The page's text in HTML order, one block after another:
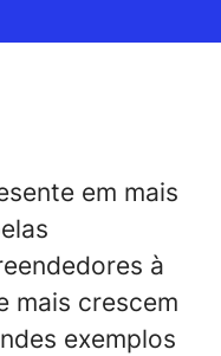
em mais
à
mais crescem
exemplos